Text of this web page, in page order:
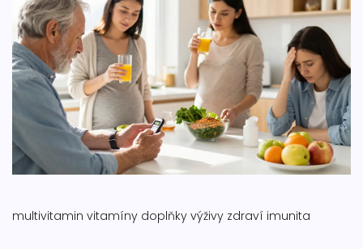
multivitamin vitamíny doplňky výživy zdraví imunita